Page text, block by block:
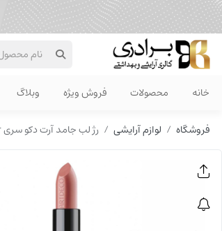
خانه
محصولات فروش ویژه وبلاگ
فروشگاه لوازم آرایشی رژ لب جامد آرت دکو سری Perfect Color شماره 265